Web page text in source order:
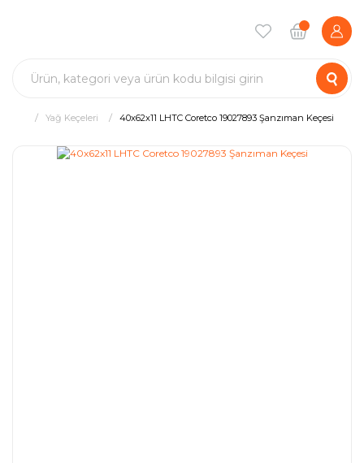
Yağ Keçeleri 40x62x11 LHTC Coretco 19027893 Şanzıman Keçesi